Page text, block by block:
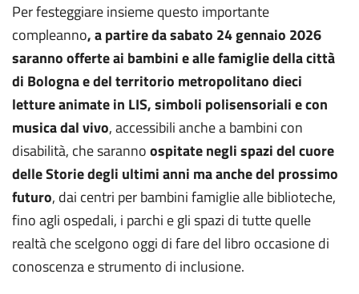
Per festeggiare insieme questo importante
compleanno, a partire da sabato 24 gennaio 2026
saranno offerte ai bambini e alle famiglie della città
di Bologna e del territorio metropolitano dieci
letture animate in LIS, simboli polisensoriali e con
musica dal vivo, accessibili anche a bambini con
disabilità, che sarannoospitate negli spazi del cuore
delle Storie degli ultimi anni ma anche del prossimo
futuro, dai centri per bambini famiglie alle biblioteche,
fino agli ospedali, i parchi e gli spazi di tutte quelle
realtà che scelgono oggi di fare del libro occasione di
conoscenza e strumento di inclusione.